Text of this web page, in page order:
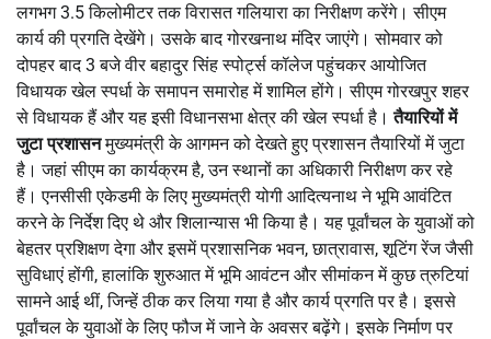
लगभग 3.5 किलोमीटर तक विरासत गलियारा का निरीक्षण करेंगे। सीएम
कार्य की प्रगति देखेंगे। उसके बाद गोरखनाथ मंदिर जाएंगे। सोमवार को
दोपहर बाद 3 बजे वीर बहादुर सिंह स्पोर्ट्स कॉलेज पहुंचकर आयोजित
विधायक खेल स्पर्धा के समापन समारोह में शामिल होंगे। सीएम गोरखपुर शहर
से विधायक हैं और यह इसी विधानसभा क्षेत्र की खेल स्पर्धा है।तैयारियों में
जुटा प्रशासनमुख्यमंत्री के आगमन को देखते हुए प्रशासन तैयारियों में जुटा
है। जहां सीएम का कार्यक्रम है, उन स्थानों का अधिकारी निरीक्षण कर रहे
हैं। एनसीसी एकेडमी के लिए मुख्यमंत्री योगी आदित्यनाथ ने भूमि आवंटित
करने के निर्देश दिए थे और शिलान्यास भी किया है। यह पूर्वांचल के युवाओं को
बेहतर प्रशिक्षण देगा और इसमें प्रशासनिक भवन, छात्रावास, शूटिंग रेंज जैसी
सुविधाएं होंगी, हालांकि शुरुआत में भूमि आवंटन और सीमांकन में कुछ त्रुटियां
सामने आई थीं, जिन्हें ठीक कर लिया गया है और कार्य प्रगति पर है। इससे
पूर्वांचल के युवाओं के लिए फौज में जाने के अवसर बढ़ेंगे। इसके निर्माण पर